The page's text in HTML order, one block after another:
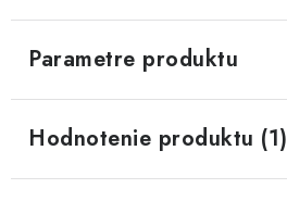
Parametre produktu
Hodnotenie produktu (1)